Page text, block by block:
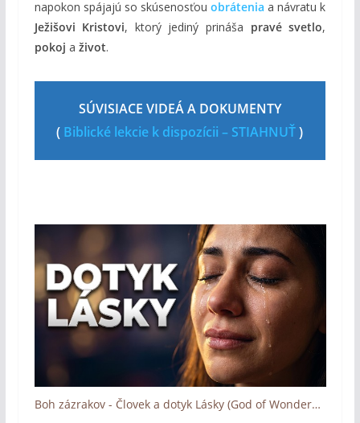
napokon spájajú so skúsenosťouobrátenia a návratu k
Ježišovi Kristovi, ktorý jediný prináša pravé svetlo,
pokoj a život.
SÚVISIACE VIDEÁ A DOKUMENTY
( Biblické lekcie k dispozícii – STIAHNUŤ)
Boh zázrakov - Človek a dotyk Lásky (God of Wonders - Trailer)